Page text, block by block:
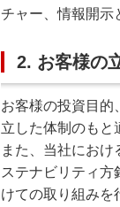
チャー、情報開示
2. お客様の
お客様の投資目的
立した体制のもと
また、当社にお
ステナビリティ
けての取り組みを